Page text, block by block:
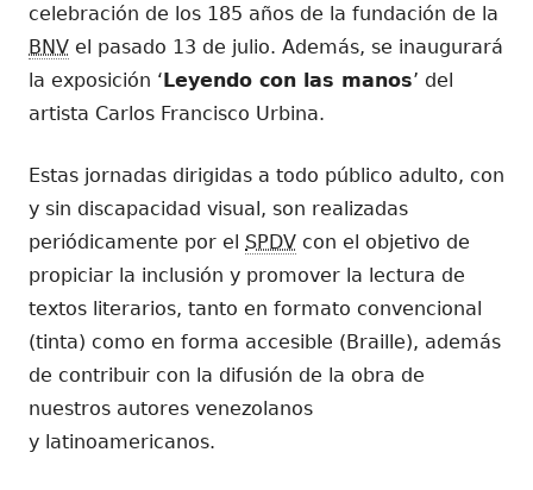
celebración de los 185 años de la fundación de la
BNV el pasado 13 de julio. Además, se inaugurará
la exposición ‘Leyendo con las manos’ del
artista Carlos Francisco Urbina.
Estas jornadas dirigidas a todo público adulto, con
y sin discapacidad visual, son realizadas
periódicamente por el SPDV con el objetivo de
propiciar la inclusión y promover la lectura de
textos literarios, tanto en formato convencional
(tinta) como en forma accesible (Braille), además
de contribuir con la difusión de la obra de
nuestros autores venezolanos
y latinoamericanos.